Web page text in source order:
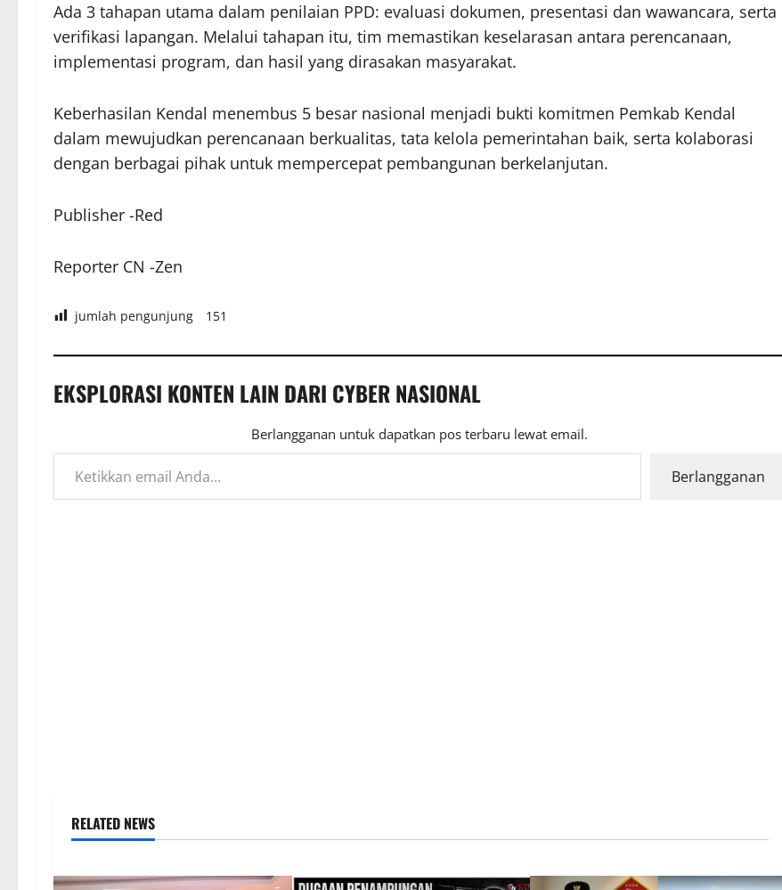
Ada 3 tahapan utama dalam penilaian PPD: evaluasi dokumen, presentasi dan wawancara, serta
verifikasi lapangan. Melalui tahapan itu, tim memastikan keselarasan antara perencanaan,
implementasi program, dan hasil yang dirasakan masyarakat.
Keberhasilan Kendal menembus 5 besar nasional menjadi bukti komitmen Pemkab Kendal
dalam mewujudkan perencanaan berkualitas, tata kelola pemerintahan baik, serta kolaborasi
dengan berbagai pihak untuk mempercepat pembangunan berkelanjutan.
Publisher -Red
Reporter CN -Zen
jumlah pengunjung 151
EKSPLORASI KONTEN LAIN DARI CYBER NASIONAL
Berlangganan untuk dapatkan pos terbaru lewat email.
Ketikkan email Anda...
Berlangganan
RELATED NEWS